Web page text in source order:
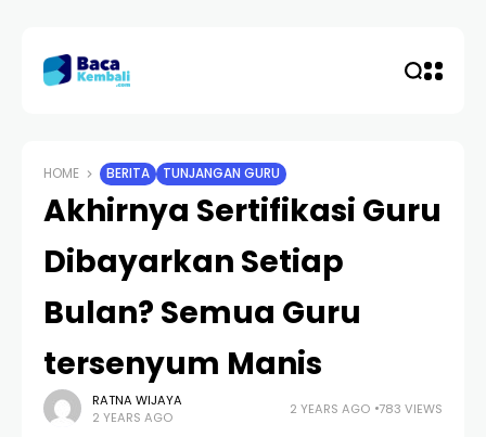
HOME BERITA TUNJANGAN GURU
Akhirnya Sertifikasi Guru
Dibayarkan Setiap
Bulan? Semua Guru
tersenyum Manis
RATNA WIJAYA
2 YEARS AGO
2 YEARS AGO 783 VIEWS